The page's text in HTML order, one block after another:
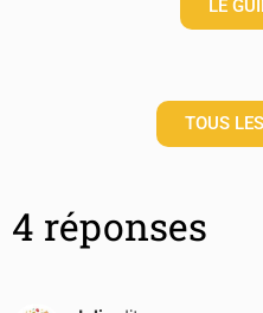
LE
TOUS
4 réponses